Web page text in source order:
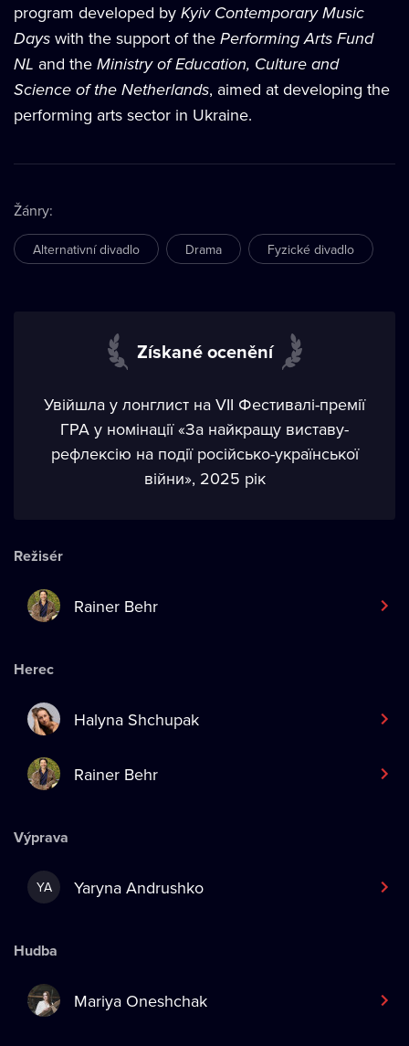
program developed by Kyiv Contemporary Music
Days with the support of the Performing Arts Fund
NL and the Ministry of Education, Culture and
Science of the Netherlands, aimed at developing the
performing arts sector in Ukraine.
Žánry:
Alternativní divadlo Drama Fyzické divadlo
Získané ocenění
Увійшла у лонглист на VII Фестивалі-премії
ГРА у номінації «За найкращу виставу-
рефлексію на події російсько-української
війни», 2025 рік
Režisér
Rainer Behr
Herec
Halyna Shchupak
Rainer Behr
Výprava
YA Yaryna Andrushko
Hudba
Mariya Oneshchak